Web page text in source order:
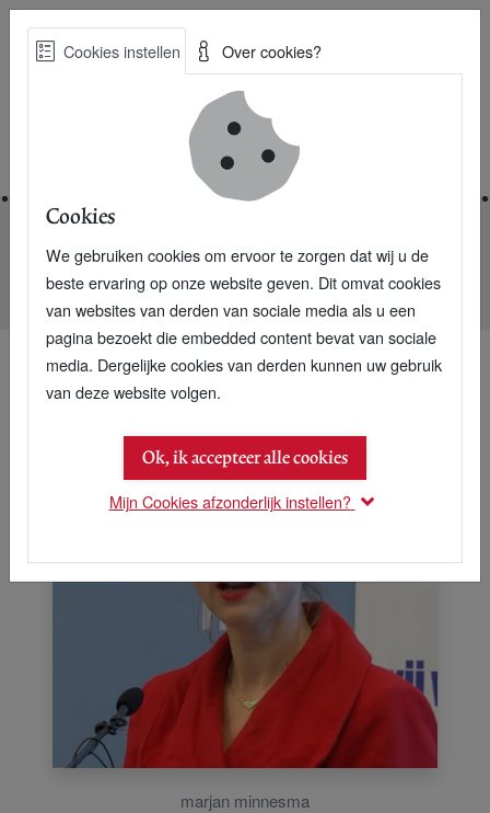
Skip
Best Practices voor een duurzame toekomst
Nieuwsarchief
Urgenda: dagvaarding tegen Staat ingediend
marjan minnesma
Cookies instellen Over cookies?
Cookies
We gebruiken cookies om ervoor te zorgen dat wij u de
beste ervaring op onze website geven. Dit omvat cookies
van websites van derden van sociale media als u een
pagina bezoekt die embedded content bevat van sociale
media. Dergelijke cookies van derden kunnen uw gebruik
van deze website volgen.
Ok, ik accepteer alle cookies
Mijn Cookies afzonderlijk instellen?